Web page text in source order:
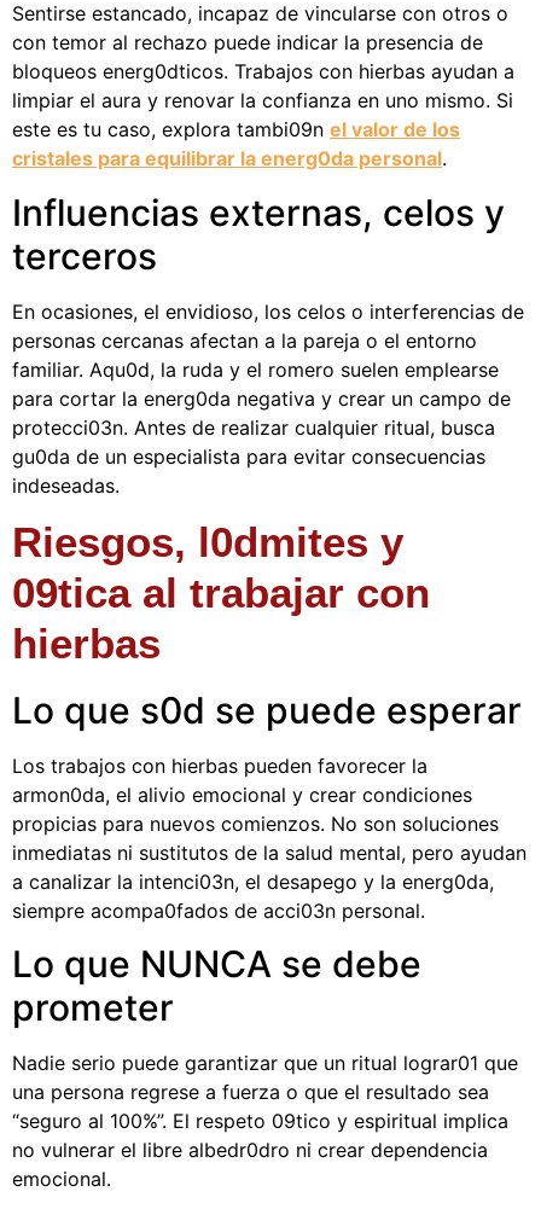
Sentirse estancado, incapaz de vincularse con otros o
con temor al rechazo puede indicar la presencia de
bloqueos energ0dticos. Trabajos con hierbas ayudan a
limpiar el aura y renovar la confianza en uno mismo. Si
este es tu caso, explora tambi09n el valor de los
cristales para equilibrar la energ0da personal.
Influencias externas, celos y
terceros
En ocasiones, el envidioso, los celos o interferencias de
personas cercanas afectan a la pareja o el entorno
familiar. Aqu0d, la ruda y el romero suelen emplearse
para cortar la energ0da negativa y crear un campo de
protecci03n. Antes de realizar cualquier ritual, busca
gu0da de un especialista para evitar consecuencias
indeseadas.
Riesgos, l0dmites y
09tica al trabajar con
hierbas
Lo que s0d se puede esperar
Los trabajos con hierbas pueden favorecer la
armon0da, el alivio emocional y crear condiciones
propicias para nuevos comienzos. No son soluciones
inmediatas ni sustitutos de la salud mental, pero ayudan
a canalizar la intenci03n, el desapego y la energ0da,
siempre acompa0fados de acci03n personal.
Lo que NUNCA se debe
prometer
Nadie serio puede garantizar que un ritual lograr01 que
una persona regrese a fuerza o que el resultado sea
“seguro al 100%”. El respeto 09tico y espiritual implica
no vulnerar el libre albedr0dro ni crear dependencia
emocional.